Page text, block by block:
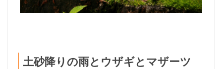
土砂降りの雨とウザギとマザーツ